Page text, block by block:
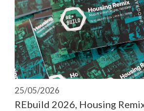
25/05/2026
REbuild 2026, Housing